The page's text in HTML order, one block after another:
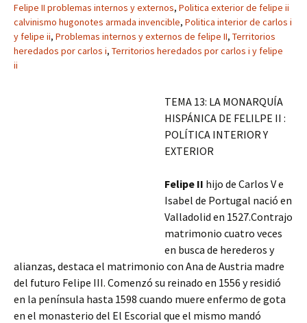
Felipe II problemas internos y externos, Politica exterior de felipe ii
calvinismo hugonotes armada invencible, Politica interior de carlos i
y felipe ii, Problemas internos y externos de felipe II, Territorios
heredados por carlos i, Territorios heredados por carlos i y felipe
ii
TEMA 13: LA MONARQUÍA
HISPÁNICA DE FELILPE II :
POLÍTICA INTERIOR Y
EXTERIOR
Felipe II hijo de Carlos V e
Isabel de Portugal nació en
Valladolid en 1527.Contrajo
matrimonio cuatro veces
en busca de herederos y
alianzas, destaca el matrimonio con Ana de Austria madre
del futuro Felipe III. Comenzó su reinado en 1556 y residió
en la península hasta 1598 cuando muere enfermo de gota
en el monasterio del El Escorial que el mismo mandó